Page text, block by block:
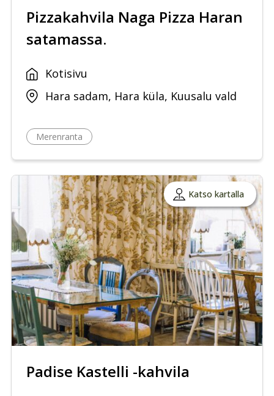
Pizzakahvila Naga Pizza Haran
satamassa.
Kotisivu
Hara sadam, Hara küla, Kuusalu vald
Merenranta
Katso kartalla
Padise Kastelli -kahvila